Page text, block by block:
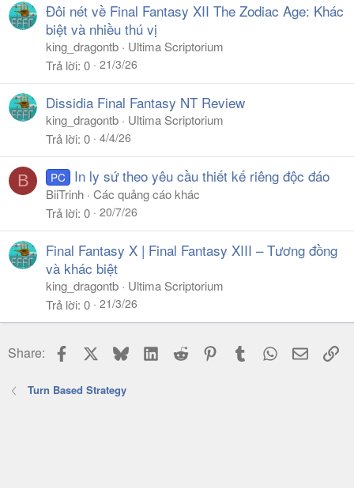
Đôi nét về Final Fantasy XII The Zodiac Age: Khác
biệt và nhiều thú vị
king_dragontb
Ultima Scriptorium
Trả lời 0 21/3/26
Dissidia Final Fantasy NT Review
king_dragontb
Ultima Scriptorium
Trả lời 0 4/4/26
B PC In ly sứ theo yêu cầu thiết kế riêng độc đáo
BiiTrinh Các quảng cáo khác
Trả lời 0 20/7/26
Final Fantasy X | Final Fantasy XIII – Tương đồng
và khác biệt
king_dragontb
Ultima Scriptorium
Trả lời 0 21/3/26
Share: Facebook BlueskyLinkedIn
Reddit PinterestTumblr WhatsApp
Email
Turn Based Strategy